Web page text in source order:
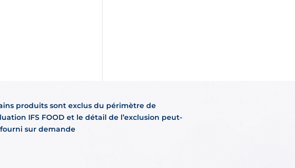
produits sont exclus du périmètre de
IFS FOOD et le détail de l’exclusion peut-
sur demande